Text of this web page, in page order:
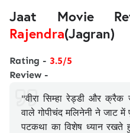
Jaat Movie
Rajendra(Jagran)
Rating - 3.5/5
Review -
"वीरा सिम्हा रेड्डी और क्रैक
वाले गोपीचंद मलिनेनी ने जाट
पटकथा का विशेष ध्यान रखते